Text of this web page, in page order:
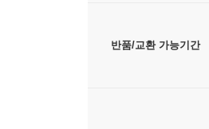
반품/교환 가능기간